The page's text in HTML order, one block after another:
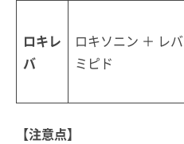
ロキレ
バ
ロキソニン ＋ レバ
ミピド
【注意点】